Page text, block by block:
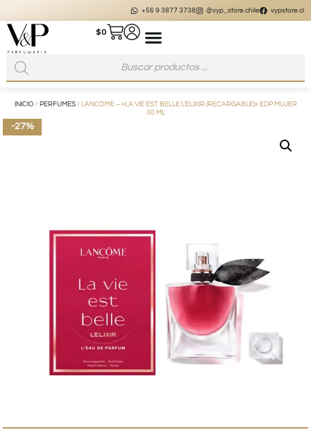
+56 9 3877 3738 @vyp_store.chile vypstore.cl
$0
INICIO / PERFUMES/ LANCOME – «LA VIE EST BELLE L’ELIXIR (RECARGABLE)» EDP MUJER
30 ML
-27%